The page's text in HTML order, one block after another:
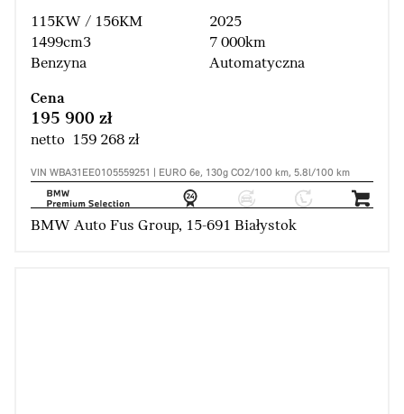
115KW / 156KM
1499cm3
Benzyna
2025
7 000km
Automatyczna
Cena
195 900 zł
netto 159 268 zł
VIN WBA31EE0105559251 | EURO 6e, 130g CO2/100 km, 5.8l/100 km
BMW Auto Fus Group, 15-691 Białystok